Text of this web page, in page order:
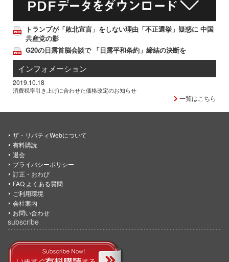
トランプが「敗北宣言」をしない理由「不正選挙」疑惑に 中国
共産党の影
G20の日露首脳会談で 「日露平和条約」締結の決断を
インフォメーション
2019.10.18
消費税率引き上げに合わせた価格改定のお知らせ
一覧はこちら
ザ・リバティWebについて
有料購読
退会
プライバシーポリシー
訂正・おわび
FAQ よくある質問
ご利用環境
会社案内
お問い合わせ
subscribe